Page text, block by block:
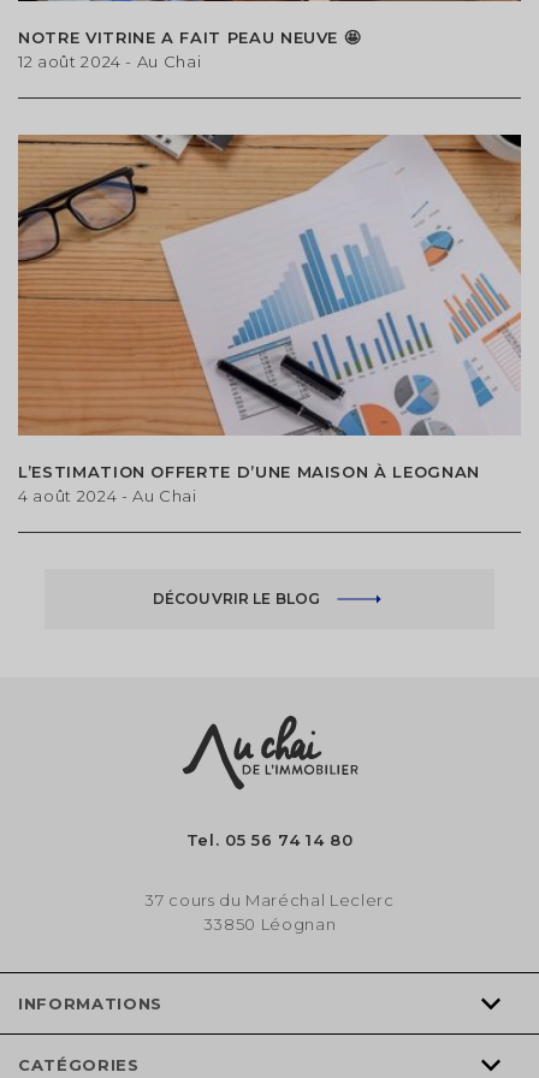
NOTRE VITRINE A FAIT PEAU NEUVE 🤩
12 août 2024 - Au Chai
L’ESTIMATION OFFERTE D’UNE MAISON À LEOGNAN
4 août 2024 - Au Chai
DÉCOUVRIR LE BLOG
Tel. 05 56 74 14 80
37 cours du Maréchal Leclerc
33850 Léognan
INFORMATIONS
CATÉGORIES
MODIFIER